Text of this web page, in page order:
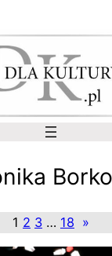
1 2 3 … 18 »